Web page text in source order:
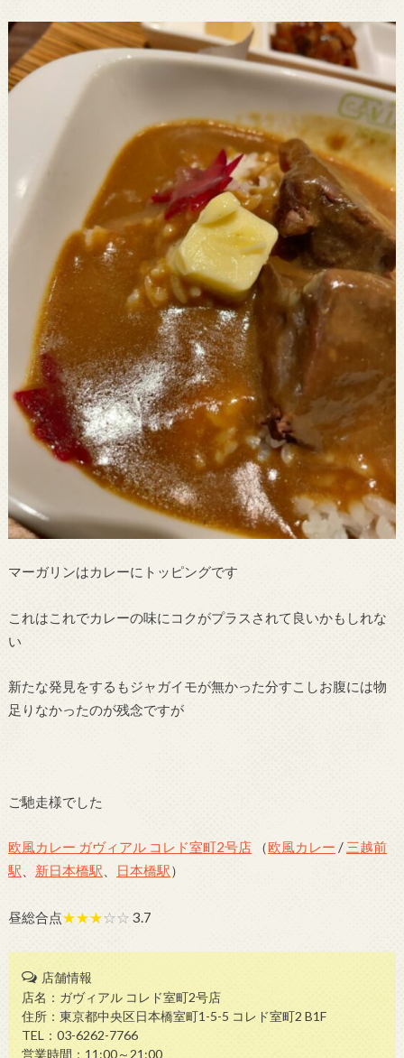
マーガリンはカレーにトッピングです
これはこれでカレーの味にコクがプラスされて良いかもしれな
い
新たな発見をするもジャガイモが無かった分すこしお腹には物
足りなかったのが残念ですが
ご馳走様でした
欧風カレー ガヴィアル コレド室町2号店（欧風カレー / 三越前
駅
新日本橋駅 日本橋駅）
昼総合点★★★☆☆ 3.7
店舗情報
店名：ガヴィアル コレド室町2号店
住所：東京都中央区日本橋室町1-5-5 コレド室町2 B1F
TEL：03-6262-7766
営業時間：11:00～21:00